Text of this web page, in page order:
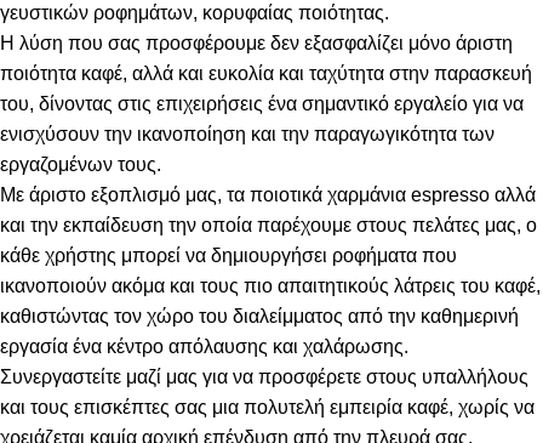
γευστικών ροφημάτων, κορυφαίας ποιότητας.
Η λύση που σας προσφέρουμε δεν εξασφαλίζει μόνο άριστη
ποιότητα καφέ, αλλά και ευκολία και ταχύτητα στην παρασκευή
του, δίνοντας στις επιχειρήσεις ένα σημαντικό εργαλείο για να
ενισχύσουν την ικανοποίηση και την παραγωγικότητα των
εργαζομένων τους.
Με άριστο εξοπλισμό μας, τα ποιοτικά χαρμάνια espresso αλλά
και την εκπαίδευση την οποία παρέχουμε στους πελάτες μας, ο
κάθε χρήστης μπορεί να δημιουργήσει ροφήματα που
ικανοποιούν ακόμα και τους πιο απαιτητικούς λάτρεις του καφέ,
καθιστώντας τον χώρο του διαλείμματος από την καθημερινή
εργασία ένα κέντρο απόλαυσης και χαλάρωσης.
Συνεργαστείτε μαζί μας για να προσφέρετε στους υπαλλήλους
και τους επισκέπτες σας μια πολυτελή εμπειρία καφέ, χωρίς να
χρειάζεται καμία αρχική επένδυση από την πλευρά σας.